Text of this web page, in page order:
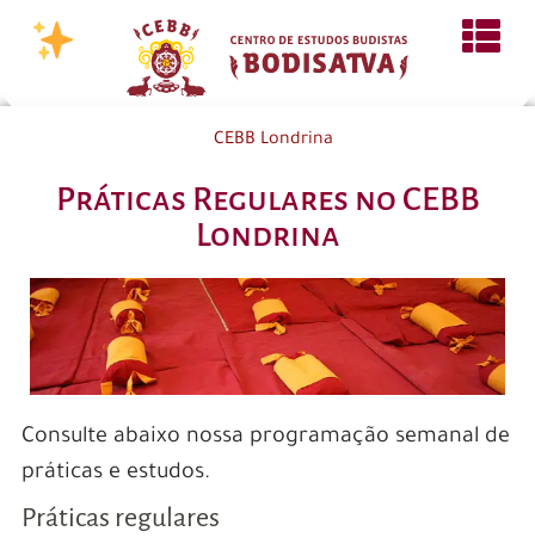
CEBB Londrina
Práticas Regulares no CEBB
Londrina
Consulte abaixo nossa programação semanal de
práticas e estudos.
Práticas regulares